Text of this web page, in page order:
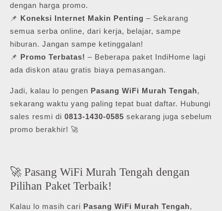
dengan harga promo.
📌 Koneksi Internet Makin Penting – Sekarang
semua serba online, dari kerja, belajar, sampe
hiburan. Jangan sampe ketinggalan!
📌 Promo Terbatas! – Beberapa paket IndiHome lagi
ada diskon atau gratis biaya pemasangan.
Jadi, kalau lo pengen Pasang WiFi Murah Tengah,
sekarang waktu yang paling tepat buat daftar. Hubungi
sales resmi di 0813-1430-0585 sekarang juga sebelum
promo berakhir! 🚀
🚀 Pasang WiFi Murah Tengah dengan
Pilihan Paket Terbaik!
Kalau lo masih cari Pasang WiFi Murah Tengah,